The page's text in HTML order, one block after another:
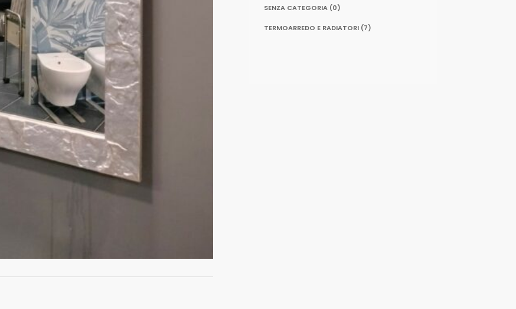
SENZA CATEGORIA (0)
TERMOARREDO E RADIATORI (7)